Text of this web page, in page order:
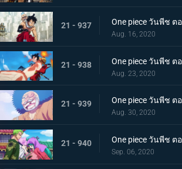
21 - 937
Aug. 16, 2020
21 - 938
Aug. 23, 2020
21 - 939
Aug. 30, 2020
21 - 940
Sep. 06, 2020